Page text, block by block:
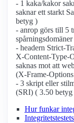
- 1 kaka/kakor
saknar ett starkt
betyg )
- anrop görs till 5
- headern Strict-
X-Content-Type-
saknas mot att
(X-Frame-
- 3 skript eller
(SRI) ( 3.50 betyg
Hur funkar